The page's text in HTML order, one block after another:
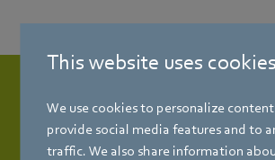
This website uses cookies
We use cookies to personalize
provide social media features and to
traffic. We also share information
Vous pouvez télécharger ici nos
vente à jour :